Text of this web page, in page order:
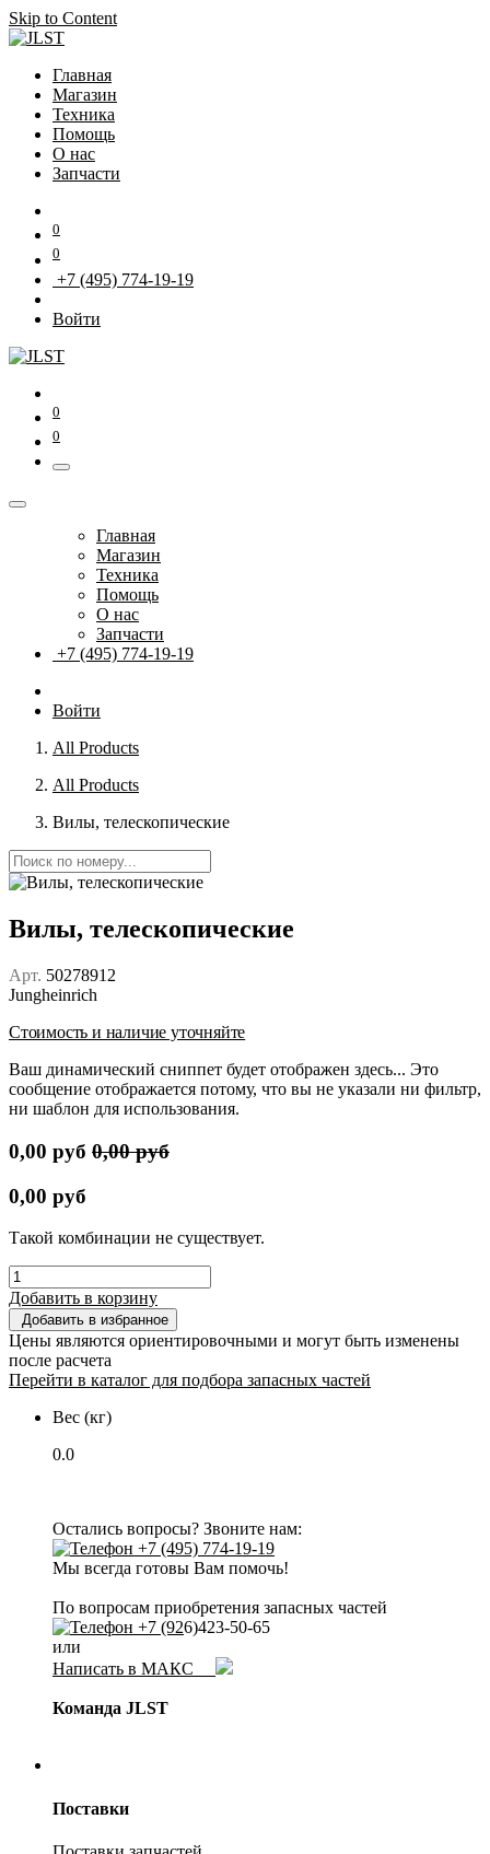
Skip to Content
Главная
Магазин
Техника
Помощь
О нас
Запчасти
0
0
+7 (495) 774-19-19
Войти
0
0
Главная
Магазин
Техника
Помощь
О нас
Запчасти
+7 (495) 774-19-19
Войти
All Products
All Products
Вилы, телескопические
Вилы, телескопические
Арт. 50278912
Jungheinrich
Стоимость и наличие уточняйте
Ваш динамический сниппет будет отображен здесь... Это
сообщение отображается потому, что вы не указали ни фильтр,
ни шаблон для использования.
0,00 руб 0,00руб
0,00 руб
Такой комбинации не существует.
Добавить в корзину
Добавить в избранное
Цены являются ориентировочными и могут быть изменены
после расчета
Перейти в каталог для подбора запасных частей
Вес (кг)
0.0
Остались вопросы? Звоните нам:
+7 (495) 774-19-19
Мы всегда готовы Вам помочь!
По вопросам приобретения запасных частей
+7 (926)423-50-65
или
Написать в МАКС
Команда JLST
Поставки